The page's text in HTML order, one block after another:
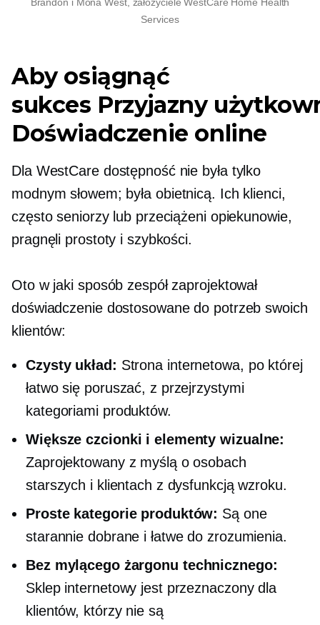
Brandon i Mona West, założyciele WestCare Home Health
Services
Aby osiągnąć
sukces Przyjazny
Doświadczenie online
Dla WestCare dostępność nie była tylko
modnym słowem; była obietnicą. Ich klienci,
często seniorzy lub przeciążeni opiekunowie,
pragnęli prostoty i szybkości.
Oto w jaki sposób zespół zaprojektował
doświadczenie dostosowane do potrzeb swoich
klientów:
Czysty układ: Strona internetowa, po której
łatwo się poruszać, z przejrzystymi
kategoriami produktów.
Większe czcionki i elementy wizualne:
Zaprojektowany z myślą o osobach
starszych i klientach z dysfunkcją wzroku.
Proste kategorie produktów: Są one
starannie dobrane i łatwe do zrozumienia.
Bez mylącego żargonu technicznego:
Sklep internetowy jest przeznaczony dla
klientów, którzy nie są